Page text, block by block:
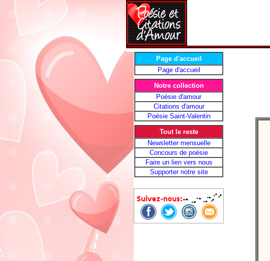
Page d'accueil
Page d'accueil
Notre collection
Poésie d'amour
Citations d'amour
Poésie Saint-Valentin
Tout le reste
Newsletter mensuelle
Concours de poésie
Faire un lien vers nous
Supporter notre site